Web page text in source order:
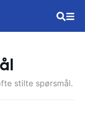
stilte spørsmål.